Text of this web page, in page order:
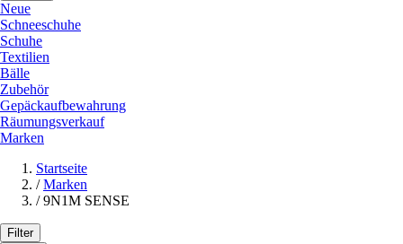
Neue
Schneeschuhe
Schuhe
Textilien
Bälle
Zubehör
Gepäckaufbewahrung
Räumungsverkauf
Marken
Startseite
/ Marken
/ 9N1M SENSE
Filter